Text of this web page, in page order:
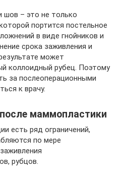
шов – это не только
портится постельное
в виде гнойников и
срока заживления и
может
коллоидный рубец. Поэтому
за послеоперационными
к врачу.
маммопластики
есть ряд ограничений,
по мере
рубцов.